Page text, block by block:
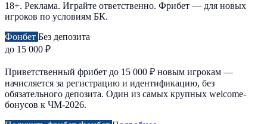
18+. Реклама. Играйте ответственно. Фрибет — для новых
игроков по условиям БК.
Фонбет Без депозита
до 15 000 ₽
Приветственный фрибет до 15 000 ₽ новым игрокам —
начисляется за регистрацию и идентификацию, без
обязательного депозита. Один из самых крупных welcome-
бонусов к ЧМ-2026.